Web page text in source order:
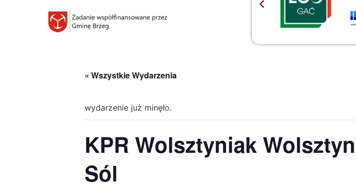
« Wszystkie Wydarzenia
wydarzenie już minęło.
KPR Wolsztyniak
Sól